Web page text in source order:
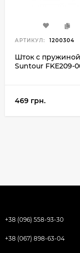
АРТИКУЛ: 1200304
Шток с пружиной
Suntour FKE209-
469 грн.
+38 (096) 558-93-30
+38 (067) 898-63-04